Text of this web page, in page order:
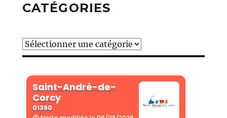
CATÉGORIES
Catégories